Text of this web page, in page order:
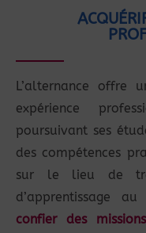
L’alternance offre
expérience
poursuivant ses
des compétences
sur le lieu de
d’apprentissage
confier des